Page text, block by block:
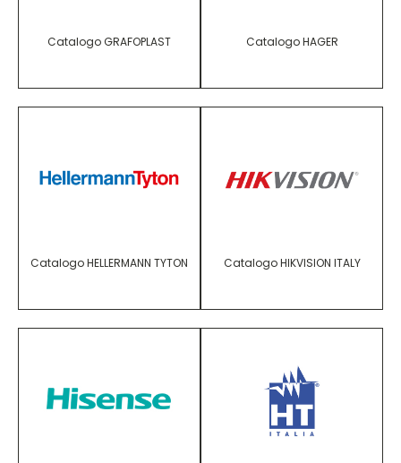
Catalogo GRAFOPLAST Catalogo HAGER
Catalogo HELLERMANN TYTON Catalogo HIKVISION ITALY